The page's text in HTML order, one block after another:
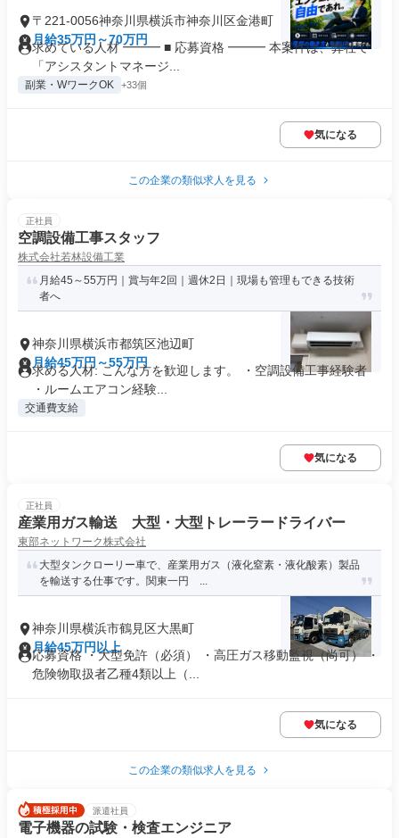
〒221-0056神奈川県横浜市神奈川区金港町
月給35万円～70万円
求めている人材 ━━━ ■ 応募資格 ━━━ 本案件は、弊社で
「アシスタントマネージ...
副業・WワークOK +33個
気になる
この企業の類似求人を見る
正社員
空調設備工事スタッフ
株式会社若林設備工業
月給45～55万円｜賞与年2回｜週休2日｜現場も管理もできる技術
者へ
神奈川県横浜市都筑区池辺町
月給45万円～55万円
求める人材: こんな方を歓迎します。 ・空調設備工事経験者
・ルームエアコン経験...
交通費支給
気になる
正社員
産業用ガス輸送 大型・大型トレーラードライバー
東部ネットワーク株式会社
大型タンクローリー車で、産業用ガス（液化窒素・液化酸素）製品
を輸送する仕事です。関東一円 ...
神奈川県横浜市鶴見区大黒町
月給45万円以上
応募資格 ・大型免許（必須） ・高圧ガス移動監視（尚可） ・
危険物取扱者乙種4類以上（...
気になる
この企業の類似求人を見る
派遣社員
電子機器の試験・検査エンジニア